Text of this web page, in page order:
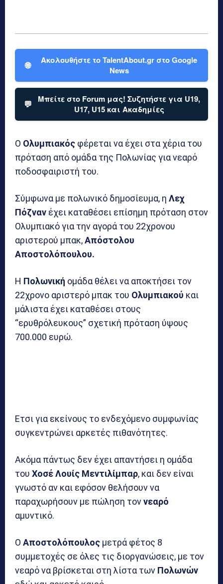
🌐
Ακολουθήστε το TalentAbout.gr στο Google
News
💬
Μπείτε στο Forum μας! Συζητήστε για U19,
U17, U15 και Ακαδημίες
Ο Ολυμπιακός φέρεται να έχει στα χέρια του
πρόταση από ομάδα της Πολωνίας για νεαρό
ποδοσφαιριστή του.
Σύμφωνα με πολωνικό δημοσίευμα, η Λεχ
Πόζναν έχει καταθέσει επίσημη πρόταση στον
Ολυμπιακό για την αγορά του 22χρονου
αριστερού μπακ,Απόστολου
Αποστολόπουλου.
Η Πολωνική ομάδα θέλει να αποκτήσει τον
22χρονο αριστερό μπακ του Ολυμπιακού και
μάλιστα έχει καταθέσει στους
“ερυθρόλευκους” σχετική πρόταση ύψους
700.000 ευρώ.
Ετσι για εκείνους το ενδεχόμενο συμφωνίας
συγκεντρώνει αρκετές πιθανότητες.
Ακόμα πάντως δεν έχει απαντήσει η ομάδα
του Χοσέ Λουίς Μεντιλίμπαρ, και δεν είναι
γνωστό αν και εφόσον θελήσουν να
παραχωρήσουν με πώληση τοννεαρό
αμυντικό.
Ο Αποστολόπουλος μετρά φέτος 8
συμμετοχές σε όλες τις διοργανώσεις, με τον
νεαρό να βρίσκεται στη λίστα των Πολωνών